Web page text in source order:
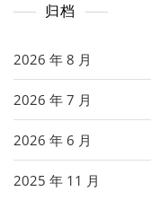
归档
2026 年 8 月
2026 年 7 月
2026 年 6 月
2025 年 11 月